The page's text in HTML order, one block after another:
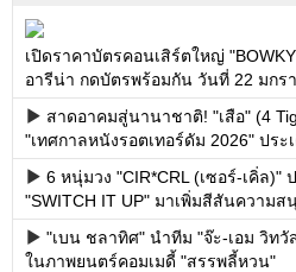
เปิดราคาบัตรคอนเสิร์ตใหญ่
อารีน่า กดบัตรพร้อมกัน วันที่ 22 มกร
สาดอาคมสู่นานาชาติ! "เสือ" (4
"เทศกาลหนังรอตเทอร์ดัม 2026" ปร
6 หนุ่มวง "CIR*CRL (เซอร์-เคิ่ล)"
"SWITCH IT UP" มาเพิ่มสีสันความส
"เบน ชลาทิศ" นำทีม "จ๊ะ-เอม วิทวั
ในภาพยนตร์คอมเมดี้ "สรรพลี้หวน"